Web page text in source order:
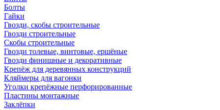
Болты
Гайки
Гвозди, скобы строительные
Гвозди строительные
Скобы строительные
Гвозди толевые, винтовые, ершёные
Гвозди финишные и декоративные
Крепёж для деревянных конструкций
Кляймеры для вагонки
Уголки крепёжные перфорированные
Пластины монтажные
Заклёпки